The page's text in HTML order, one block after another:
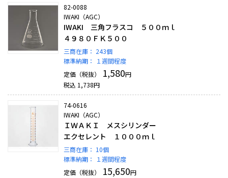
82-0088
IWAKI（AGC）
IWAKI 三角フラスコ ５００ｍｌ
４９８０ＦＫ５００
三商在庫： 243個
標準納期：
１週間程度
定価（税抜）
1,580円
税込 1,738円
74-0616
IWAKI（AGC）
ＩＷＡＫＩ メスシリンダー
エクセレント １０００ｍｌ
三商在庫： 10個
標準納期：
１週間程度
定価（税抜）
15,650円